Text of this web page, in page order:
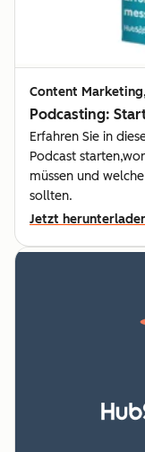
Content
Podcasting:
Erfahren Sie in
Podcast
müssen und
sollten.
Jetzt